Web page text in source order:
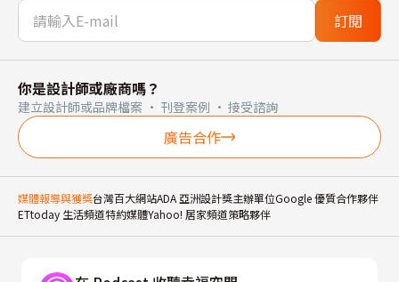
訂閱
你是設計師或廠商嗎？
建立設計師或品牌檔案 · 刊登案例 · 接受諮詢
廣告合作
媒體報導與獲獎台灣百大網站ADA 亞洲設計獎主辦單位Google 優質合作夥伴
ETtoday 生活頻道特約媒體Yahoo! 居家頻道策略夥伴